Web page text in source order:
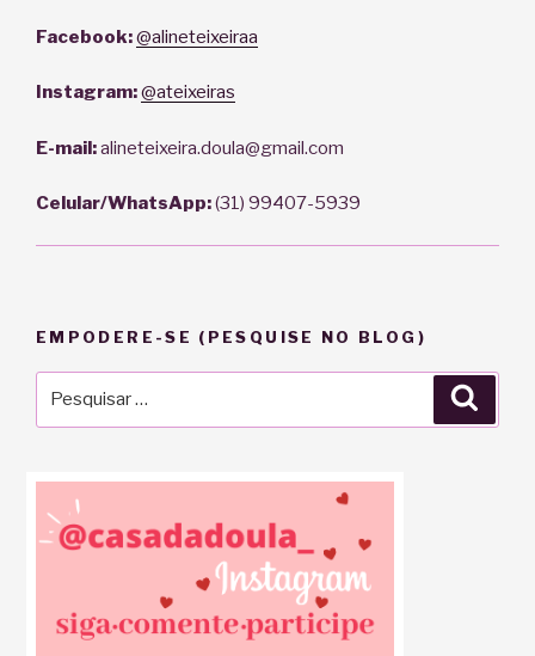
Facebook:@alineteixeiraa
Instagram:@ateixeiras
E-mail:alineteixeira.doula@gmail.com
Celular/WhatsApp:(31) 99407-5939
EMPODERE-SE (PESQUISE NO BLOG)